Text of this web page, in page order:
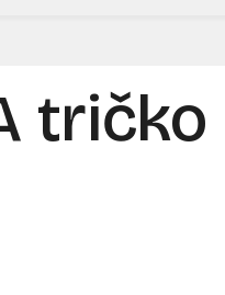
tričko